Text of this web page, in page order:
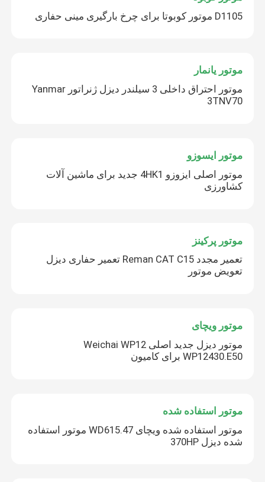
D1105 موتور کوبوتا برای چرخ بارگیری مینی حفاری
موتور یانمار
موتور احتراق داخلی 3 سیلندر دیزل ژنراتور Yanmar
3TNV70
موتور ایسوزو
موتور اصلی ایزوزو 4HK1 جدید برای ماشین آلات
کشاورزی
موتور پرکینز
تعمیر مجدد Reman CAT C15 تعمیر حفاری دیزل
تعویض موتور
موتور ویچای
موتور دیزل جدید اصلی Weichai WP12
WP12430.E50 برای کامیون
موتور استفاده شده
موتور استفاده شده ویچای WD615.47 موتور استفاده
شده دیزل 370HP